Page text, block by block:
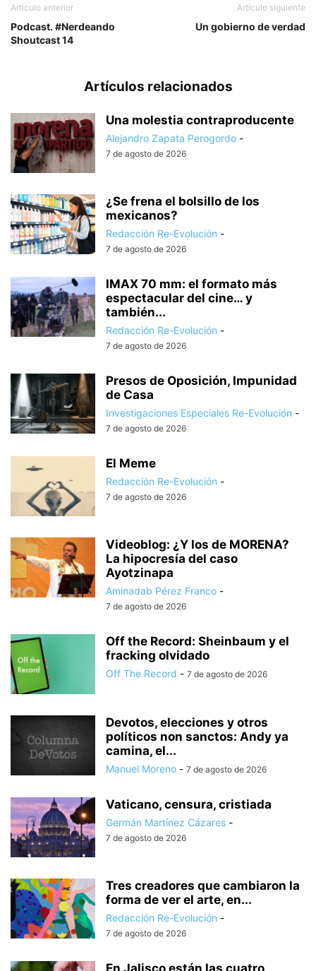
Artículo anterior
Podcast. #Nerdeando
Shoutcast 14
Artículo siguiente
Un gobierno de verdad
Artículos relacionados
Una molestia contraproducente
Alejandro Zapata Perogordo -
7 de agosto de 2026
¿Se frena el bolsillo de los
mexicanos?
Redacción Re-Evolución -
7 de agosto de 2026
IMAX 70 mm: el formato más
espectacular del cine… y
también...
Redacción Re-Evolución -
7 de agosto de 2026
Presos de Oposición, Impunidad
de Casa
Investigaciones Especiales Re-Evolución -
7 de agosto de 2026
El Meme
Redacción Re-Evolución -
7 de agosto de 2026
Videoblog: ¿Y los de MORENA?
La hipocresía del caso
Ayotzinapa
Aminadab Pérez Franco -
7 de agosto de 2026
Off the Record: Sheinbaum y el
fracking olvidado
Off The Record - 7 de agosto de 2026
Devotos, elecciones y otros
políticos non sanctos: Andy ya
camina, el...
Manuel Moreno - 7 de agosto de 2026
Vaticano, censura, cristiada
Germán Martínez Cázares -
7 de agosto de 2026
Tres creadores que cambiaron la
forma de ver el arte, en...
Redacción Re-Evolución -
7 de agosto de 2026